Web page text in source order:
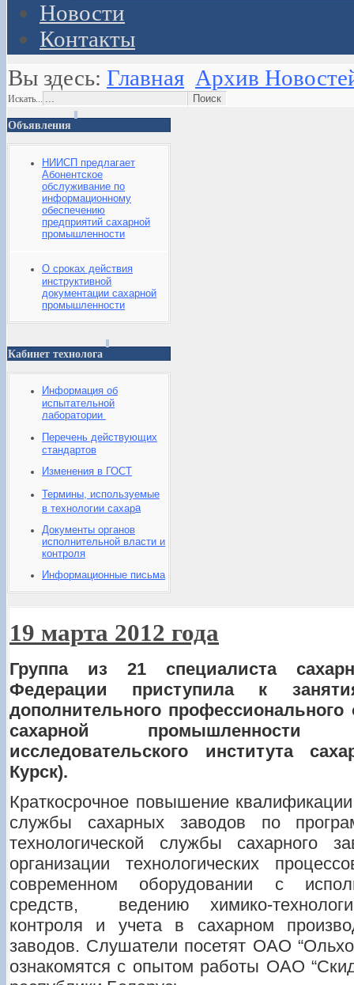
Новости
Контакты
Вы здесь: Главная Архив
Искать...
Объявления
НИИСП предлагает
Абонентское
обслуживание по
информационному
обеспечению
предприятий сахарной
промышленности
О сроках действия
инструктивной
документации сахарной
промышленности
Кабинет технолога
Информация об
испытательной
лаборатории
Перечень действующих
стандартов
Изменения в ГОСТ
Термины, используемые
в технологии сахара
Документы органов
исполнительной власти и
контроля
Информационные письма
19 марта 2012 года
Группа из 21 специалиста
Федерации приступила к
дополнительного
сахарной промышленности
исследовательского института
Курск).
Краткосрочное повышение квалификации
службы сахарных заводов по
технологической службы сахарного
организации технологических
современном оборудовании с
средств, ведению химико-
контроля и учета в сахарном
заводов. Слушатели посетят ОАО
ознакомятся с опытом работы ОАО